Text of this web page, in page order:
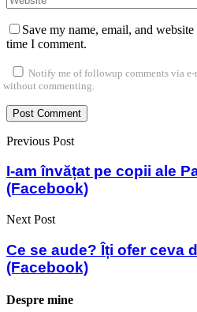
Save my name, email, and
time I comment.
Notify me of followup comments via e-
without commenting.
Previous Post
I-am învățat pe copii ale
(Facebook)
Next Post
Ce se aude? Îți ofer ceva
(Facebook)
Despre mine